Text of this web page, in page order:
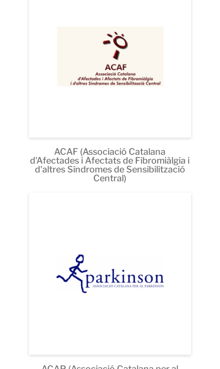
ACAF (Associació Catalana
d'Afectades i Afectats de Fibromiàlgia i
d'altres Síndromes de Sensibilització
Central)